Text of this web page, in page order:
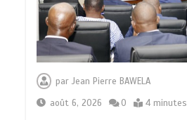
parJean Pierre BAWELA
août 6, 2026
0 4 minutes